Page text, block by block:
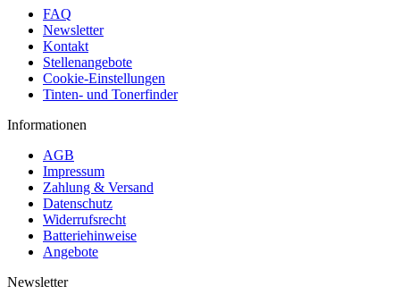
FAQ
Newsletter
Kontakt
Stellenangebote
Cookie-Einstellungen
Tinten- und Tonerfinder
Informationen
AGB
Impressum
Zahlung & Versand
Datenschutz
Widerrufsrecht
Batteriehinweise
Angebote
Newsletter